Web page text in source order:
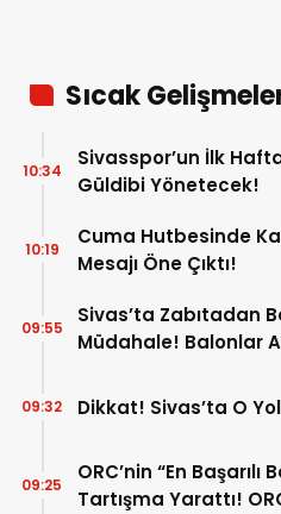
Sıcak
Sivasspor’un İlk
Güldibi Yönetecek!
10:34
Cuma Hutbesinde
Mesajı Öne Çıktı!
10:19
Sivas’ta Zabıtadan
Müdahale! Balonlar
09:55
Dikkat! Sivas’ta O
09:32
ORC’nin “En
Tartışma Yarattı!
09:25